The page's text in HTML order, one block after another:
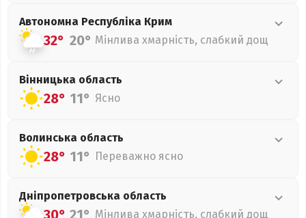
Автономна Республіка Крим
32° 20° Мінлива хмарність, слабкий дощ
Вінницька область
28° 11° Ясно
Волинська область
28° 11° Переважно ясно
Дніпропетровська область
30° 21° Мінлива хмарність, слабкий дощ